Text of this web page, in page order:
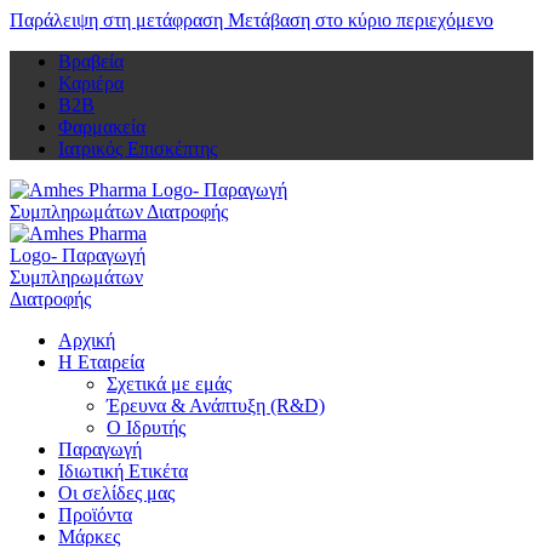
Παράλειψη στη μετάφραση Μετάβαση στο κύριο περιεχόμενο
Βραβεία
Καριέρα
Β2Β
Φαρμακεία
Ιατρικός Επισκέπτης
Αρχική
Η Εταιρεία
Σχετικά με εμάς
Έρευνα & Ανάπτυξη (R&D)
Ο Ιδρυτής
Παραγωγή
Ιδιωτική Ετικέτα
Οι σελίδες μας
Προϊόντα
Μάρκες